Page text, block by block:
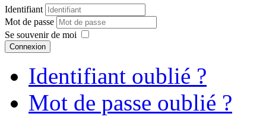
Identifiant
Mot de passe
Se souvenir de moi
Connexion
Identifiant oublié ?
Mot de passe oublié ?